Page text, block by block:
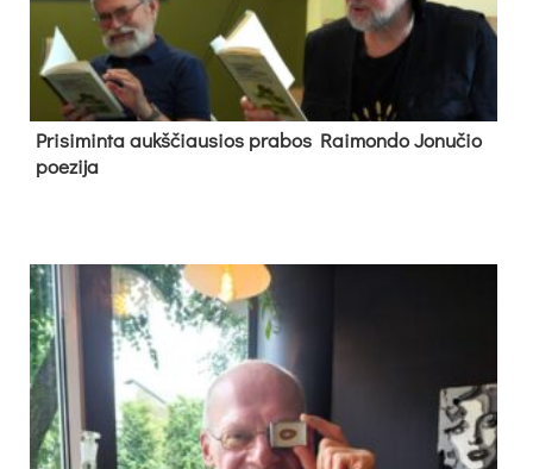
Pri­si­min­ta aukš­čiau­sios pra­bos Rai­mon­do Jo­nu­čio
poe­zi­ja